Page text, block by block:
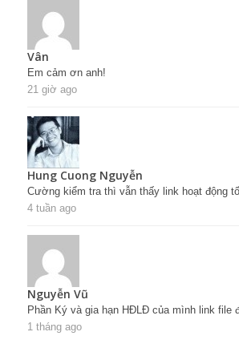
Vân
Em cảm ơn anh!
21 giờ ago
Hung Cuong Nguyễn
Cường kiểm tra thì vẫn thấy link hoạt động
4 tuần ago
Nguyễn Vũ
Phần Ký và gia hạn HĐLĐ của mình link file
1 tháng ago